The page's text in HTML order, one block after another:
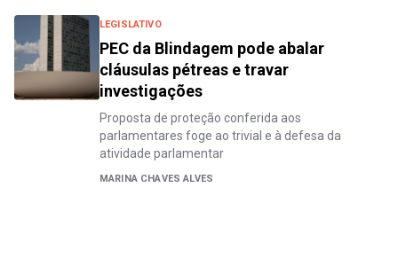
LEGISLATIVO
PEC da Blindagem pode abalar
cláusulas pétreas e travar
investigações
Proposta de proteção conferida aos
parlamentares foge ao trivial e à defesa da
atividade parlamentar
MARINA CHAVES ALVES